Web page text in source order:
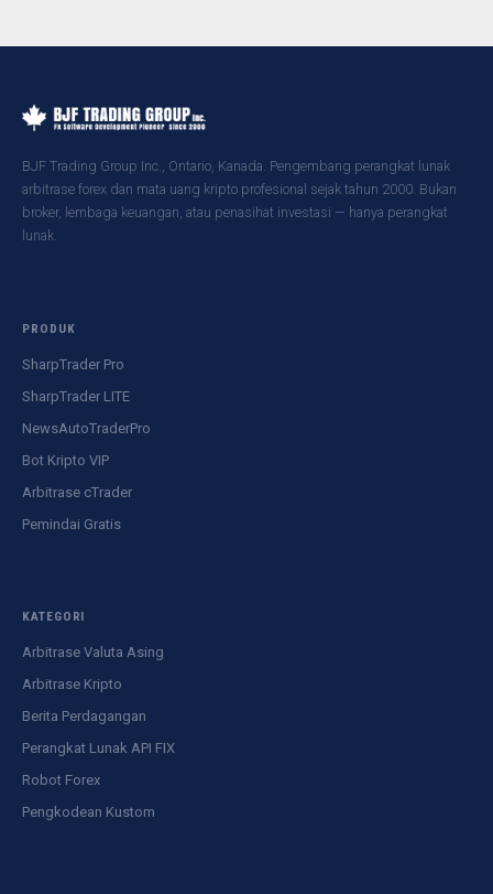
BJF Trading Group Inc., Ontario, Kanada. Pengembang perangkat lunak
arbitrase forex dan mata uang kripto profesional sejak tahun 2000. Bukan
broker, lembaga keuangan, atau penasihat investasi — hanya perangkat
lunak.
PRODUK
SharpTrader Pro
SharpTrader LITE
NewsAutoTraderPro
Bot Kripto VIP
Arbitrase cTrader
Pemindai Gratis
KATEGORI
Arbitrase Valuta Asing
Arbitrase Kripto
Berita Perdagangan
Perangkat Lunak API FIX
Robot Forex
Pengkodean Kustom